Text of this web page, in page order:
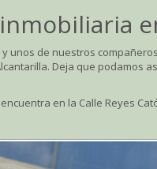
unos de nuestros
Deja que podamos
en la Calle Reyes